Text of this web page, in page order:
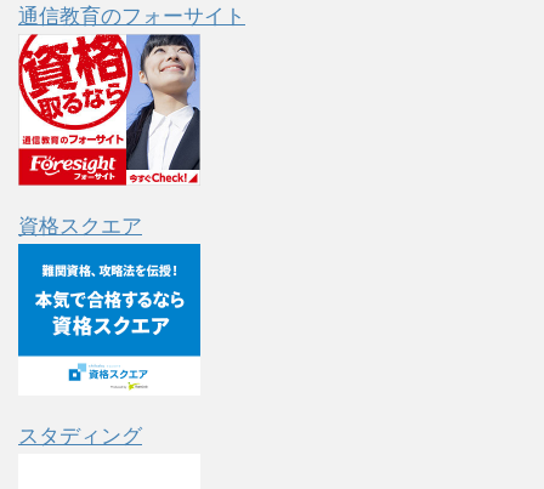
通信教育のフォーサイト
資格スクエア
スタディング